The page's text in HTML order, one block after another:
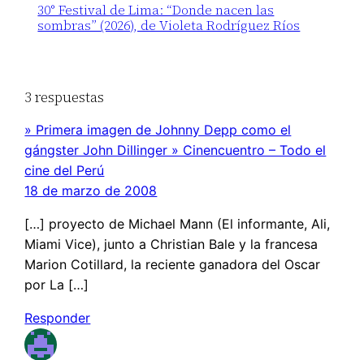
30° Festival de Lima: “Donde nacen las
sombras” (2026), de Violeta Rodríguez Ríos
3 respuestas
» Primera imagen de Johnny Depp como el
gángster John Dillinger » Cinencuentro – Todo el
cine del Perú
18 de marzo de 2008
[…] proyecto de Michael Mann (El informante, Ali,
Miami Vice), junto a Christian Bale y la francesa
Marion Cotillard, la reciente ganadora del Oscar
por La […]
Responder